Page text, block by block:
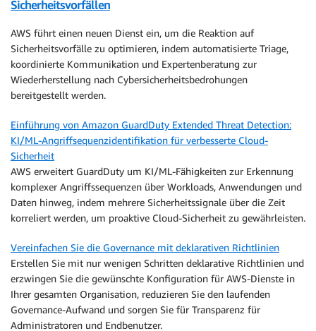
Sicherheitsvorfällen
AWS führt einen neuen Dienst ein, um die Reaktion auf
Sicherheitsvorfälle zu optimieren, indem automatisierte Triage,
koordinierte Kommunikation und Expertenberatung zur
Wiederherstellung nach Cybersicherheitsbedrohungen
bereitgestellt werden.
Einführung von Amazon GuardDuty Extended Threat Detection:
KI/ML-Angriffsequenzidentifikation für verbesserte Cloud-
Sicherheit
AWS erweitert GuardDuty um KI/ML-Fähigkeiten zur Erkennung
komplexer Angriffssequenzen über Workloads, Anwendungen und
Daten hinweg, indem mehrere Sicherheitssignale über die Zeit
korreliert werden, um proaktive Cloud-Sicherheit zu gewährleisten.
Vereinfachen Sie die Governance mit deklarativen Richtlinien
Erstellen Sie mit nur wenigen Schritten deklarative Richtlinien und
erzwingen Sie die gewünschte Konfiguration für AWS-Dienste in
Ihrer gesamten Organisation, reduzieren Sie den laufenden
Governance-Aufwand und sorgen Sie für Transparenz für
Administratoren und Endbenutzer.